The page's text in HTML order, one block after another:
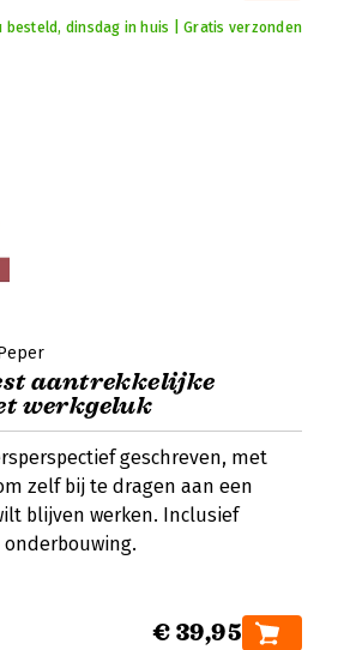
besteld, dinsdag in huis | Gratis verzonden
aantrekkelijke
werkgeluk
geschreven, met
zelf bij te dragen aan een
blijven werken. Inclusief
€ 39,95